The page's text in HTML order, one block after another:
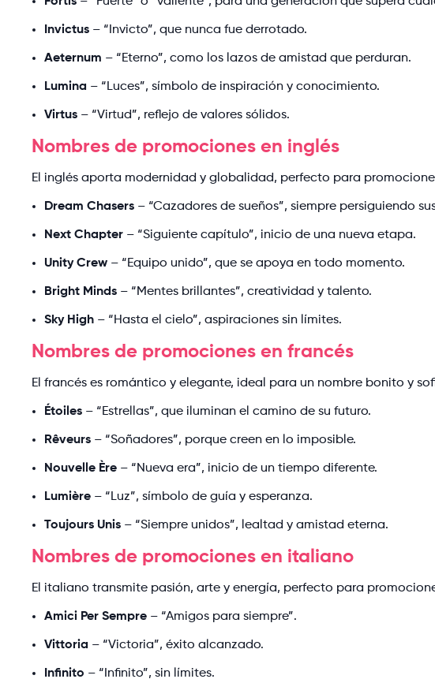
Invictus – “Invicto”, que nunca fue derrotado.
Aeternum – “Eterno”, como los lazos de amistad que perduran.
Lumina – “Luces”, símbolo de inspiración y conocimiento.
Virtus – “Virtud”, reflejo de valores sólidos.
Nombres de promociones en inglés
El inglés aporta modernidad y globalidad, perfecto para
Dream Chasers – “Cazadores de sueños”, siempre persiguiendo
Next Chapter – “Siguiente capítulo”, inicio de una nueva etapa.
Unity Crew – “Equipo unido”, que se apoya en todo momento.
Bright Minds – “Mentes brillantes”, creatividad y talento.
Sky High – “Hasta el cielo”, aspiraciones sin límites.
Nombres de promociones en francés
El francés es romántico y elegante, ideal para un nombre bonito y
Étoiles – “Estrellas”, que iluminan el camino de su futuro.
Rêveurs – “Soñadores”, porque creen en lo imposible.
Nouvelle Ère – “Nueva era”, inicio de un tiempo diferente.
Lumière – “Luz”, símbolo de guía y esperanza.
Toujours Unis – “Siempre unidos”, lealtad y amistad eterna.
Nombres de promociones en italiano
El italiano transmite pasión, arte y energía, perfecto para
Amici Per Sempre – “Amigos para siempre”.
Vittoria – “Victoria”, éxito alcanzado.
Infinito – “Infinito”, sin límites.